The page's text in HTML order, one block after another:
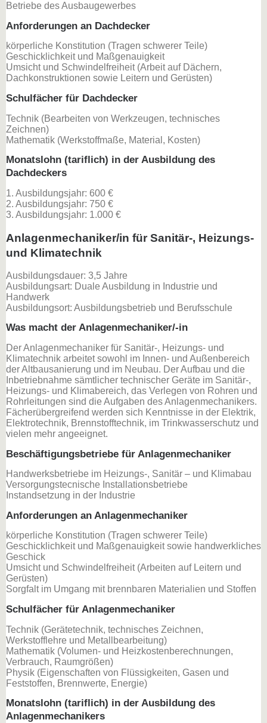
Betriebe des Ausbaugewerbes
Anforderungen an Dachdecker
körperliche Konstitution (Tragen schwerer Teile)
Geschicklichkeit und Maßgenauigkeit
Umsicht und Schwindelfreiheit (Arbeit auf Dächern,
Dachkonstruktionen sowie Leitern und Gerüsten)
Schulfächer für Dachdecker
Technik (Bearbeiten von Werkzeugen, technisches
Zeichnen)
Mathematik (Werkstoffmaße, Material, Kosten)
Monatslohn (tariflich) in der Ausbildung des
Dachdeckers
1. Ausbildungsjahr: 600 €
2. Ausbildungsjahr: 750 €
3. Ausbildungsjahr: 1.000 €
Anlagenmechaniker/in für Sanitär-, Heizungs-
und Klimatechnik
Ausbildungsdauer: 3,5 Jahre
Ausbildungsart: Duale Ausbildung in Industrie und
Handwerk
Ausbildungsort: Ausbildungsbetrieb und Berufsschule
Was macht der Anlagenmechaniker/-in
Der Anlagenmechaniker für Sanitär-, Heizungs- und
Klimatechnik arbeitet sowohl im Innen- und Außenbereich
der Altbausanierung und im Neubau. Der Aufbau und die
Inbetriebnahme sämtlicher technischer Geräte im Sanitär-,
Heizungs- und Klimabereich, das Verlegen von Rohren und
Rohrleitungen sind die Aufgaben des Anlagenmechanikers.
Fächerübergreifend werden sich Kenntnisse in der Elektrik,
Elektrotechnik, Brennstofftechnik, im Trinkwasserschutz und
vielen mehr angeeignet.
Beschäftigungsbetriebe für Anlagenmechaniker
Handwerksbetriebe im Heizungs-, Sanitär – und Klimabau
Versorgungstecnische Installationsbetriebe
Instandsetzung in der Industrie
Anforderungen an Anlagenmechaniker
körperliche Konstitution (Tragen schwerer Teile)
Geschicklichkeit und Maßgenauigkeit sowie handwerkliches
Geschick
Umsicht und Schwindelfreiheit (Arbeiten auf Leitern und
Gerüsten)
Sorgfalt im Umgang mit brennbaren Materialien und Stoffen
Schulfächer für Anlagenmechaniker
Technik (Gerätetechnik, technisches Zeichnen,
Werkstofflehre und Metallbearbeitung)
Mathematik (Volumen- und Heizkostenberechnungen,
Verbrauch, Raumgrößen)
Physik (Eigenschaften von Flüssigkeiten, Gasen und
Feststoffen, Brennwerte, Energie)
Monatslohn (tariflich) in der Ausbildung des
Anlagenmechanikers